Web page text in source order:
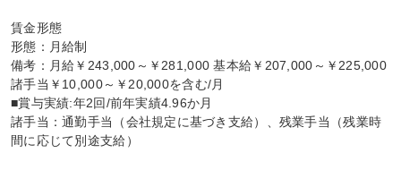
賃金形態
形態：月給制
備考：月給￥243,000～￥281,000 基本給￥207,000～￥225,000
諸手当￥10,000～￥20,000を含む/月
■賞与実績:年2回/前年実績4.96か月
諸手当：通勤手当（会社規定に基づき支給）、残業手当（残業時
間に応じて別途支給）